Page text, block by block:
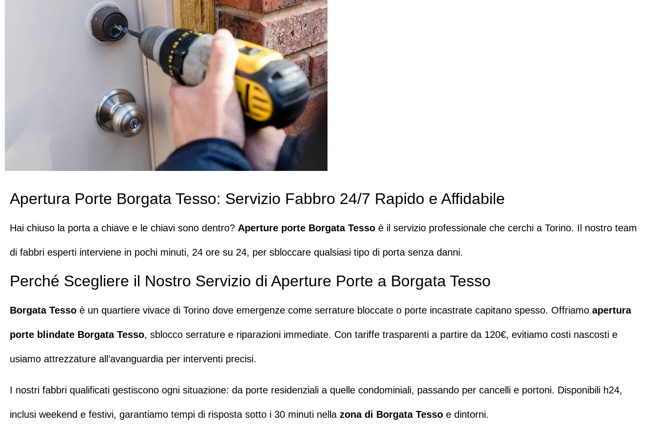
Apertura Porte Borgata Tesso: Servizio Fabbro 24/7 Rapido e Affidabile
Hai chiuso la porta a chiave e le chiavi sono dentro? Aperture porte Borgata Tesso è il servizio professionale che cerchi a Torino. Il nostro team
di fabbri esperti interviene in pochi minuti, 24 ore su 24, per sbloccare qualsiasi tipo di porta senza danni.
Perché Scegliere il Nostro Servizio di Aperture Porte a Borgata Tesso
Borgata Tesso è un quartiere vivace di Torino dove emergenze come serrature bloccate o porte incastrate capitano spesso. Offriamo apertura
porte blindate Borgata Tesso, sblocco serrature e riparazioni immediate. Con tariffe trasparenti a partire da 120€, evitiamo costi nascosti e
usiamo attrezzature all’avanguardia per interventi precisi.
I nostri fabbri qualificati gestiscono ogni situazione: da porte residenziali a quelle condominiali, passando per cancelli e portoni. Disponibili h24,
inclusi weekend e festivi, garantiamo tempi di risposta sotto i 30 minuti nella zona di Borgata Tesso e dintorni.